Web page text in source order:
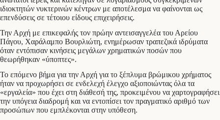
ιδιοκτητών νυκτερινών κέντρων με αποτέλεσμα να φαίνονται ως
επενδύσεις σε τέτοιου είδους επιχειρήσεις.
Την Αρχή με επικεφαλής τον πρώην αντεισαγγελέα του Αρείου
Πάγου, Χαράλαμπο Βουρλιώτη, ενημέρωσαν τραπεζικά ιδρύματα
όταν εντόπισαν κινήσεις μεγάλων χρηματικών ποσών που
θεωρήθηκαν «ύποπτες».
Το επόμενο βήμα για την Αρχή για το ξέπλυμα βρώμικου χρήματος
ήταν να προχωρήσει σε ενδελεχή έλεγχο αξιοποιώντας όλα τα
«εργαλεία» που έχει στη διάθεσή της, προκειμένου να χαρτογραφήσει
την υπόγεια διαδρομή και να εντοπίσει τον πραγματικό αριθμό των
προσώπων που εμπλέκονται στην υπόθεση.